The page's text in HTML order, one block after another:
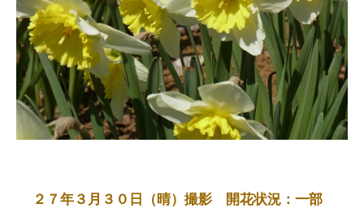
２７年３月３０日（晴）撮影 開花状況：一部